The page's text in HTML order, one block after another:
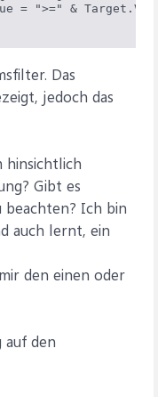
= ">=" &
Das
jedoch das
hinsichtlich
Gibt es
beachten? Ich bin
auch lernt, ein
den einen oder
auf den